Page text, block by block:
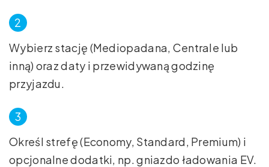
Wybierz stację (Mediopadana, Centrale lub
inną) oraz daty i przewidywaną godzinę
przyjazdu.
Określ strefę (Economy, Standard, Premium) i
opcjonalne dodatki, np. gniazdo ładowania EV.